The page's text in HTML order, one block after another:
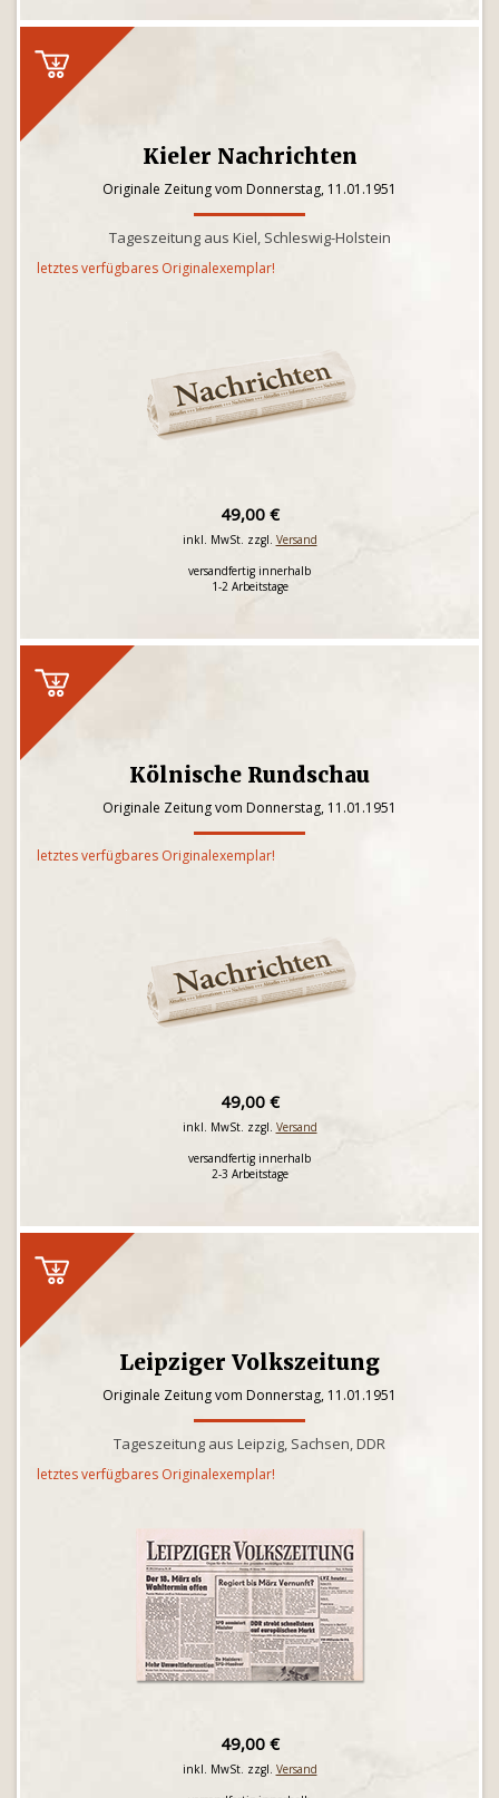
Kieler Nachrichten
Originale Zeitung vom Donnerstag, 11.01.1951
Tageszeitung aus Kiel, Schleswig-Holstein
letztes verfügbares Originalexemplar!
49,00 €
inkl. MwSt. zzgl. Versand
versandfertig innerhalb
1-2 Arbeitstage
Kölnische Rundschau
Originale Zeitung vom Donnerstag, 11.01.1951
letztes verfügbares Originalexemplar!
49,00 €
inkl. MwSt. zzgl. Versand
versandfertig innerhalb
2-3 Arbeitstage
Leipziger Volkszeitung
Originale Zeitung vom Donnerstag, 11.01.1951
Tageszeitung aus Leipzig, Sachsen, DDR
letztes verfügbares Originalexemplar!
49,00 €
inkl. MwSt. zzgl. Versand